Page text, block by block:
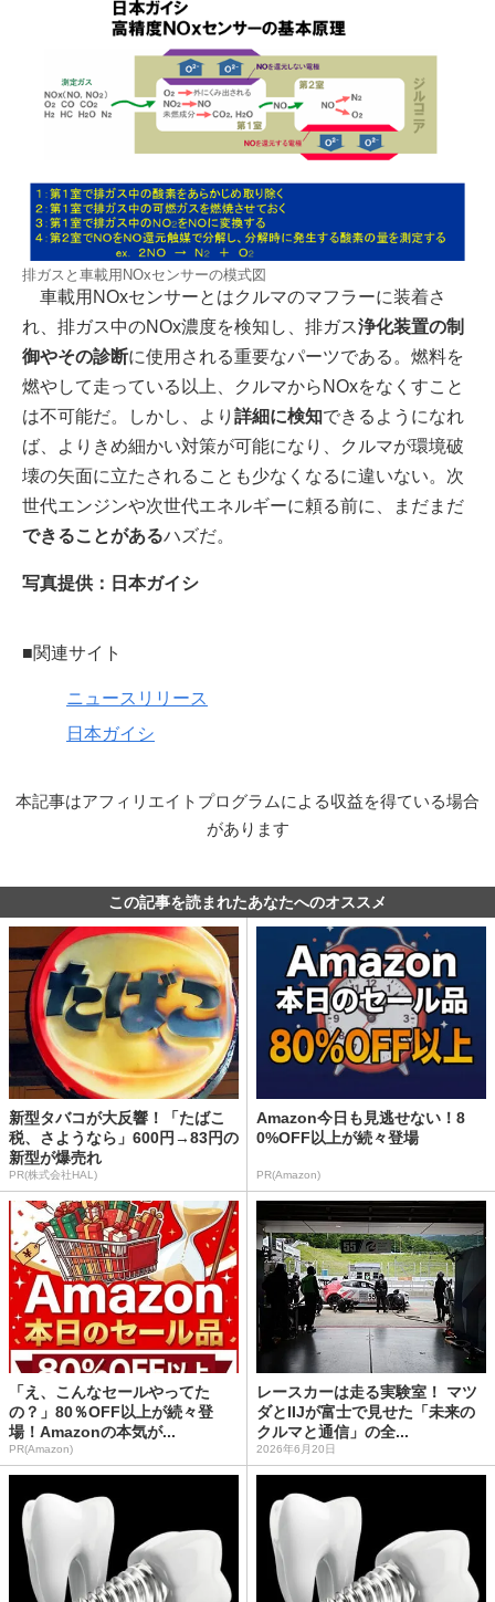
排ガスと車載用NOxセンサーの模式図
車載用NOxセンサーとはクルマのマフラーに装着さ
れ、排ガス中のNOx濃度を検知し、排ガス浄化装置の制
御やその診断に使用される重要なパーツである。燃料を
燃やして走っている以上、クルマからNOxをなくすこと
は不可能だ。しかし、より 詳細に検知できるようになれ
ば、よりきめ細かい対策が可能になり、クルマが環境破
壊の矢面に立たされることも少なくなるに違いない。次
世代エンジンや次世代エネルギーに頼る前に、まだまだ
できることがあるハズだ。
写真提供：日本ガイシ
■関連サイト
ニュースリリース
日本ガイシ
本記事はアフィリエイトプログラムによる収益を得ている場合
があります
この記事を読まれたあなたへのオススメ
新型タバコが大反響！「たばこ
税、さようなら」600円→83円の
新型が爆売れ
PR(株式会社HAL)
Amazon今日も見逃せない！8
0%OFF以上が続々登場
PR(Amazon)
「え、こんなセールやってた
の？」80％OFF以上が続々登
場！Amazonの本気が...
PR(Amazon)
レースカーは走る実験室！ マツ
ダとIIJが富士で見せた「未来の
クルマと通信」の全...
2026年6月20日